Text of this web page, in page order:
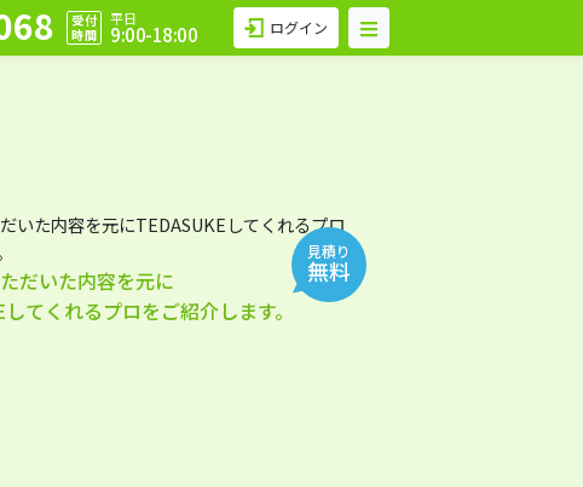
受付
時間
平日
9:00-18:00 ログイン
見積り
無料
だいた内容を元に
てくれるプロをご紹介します。